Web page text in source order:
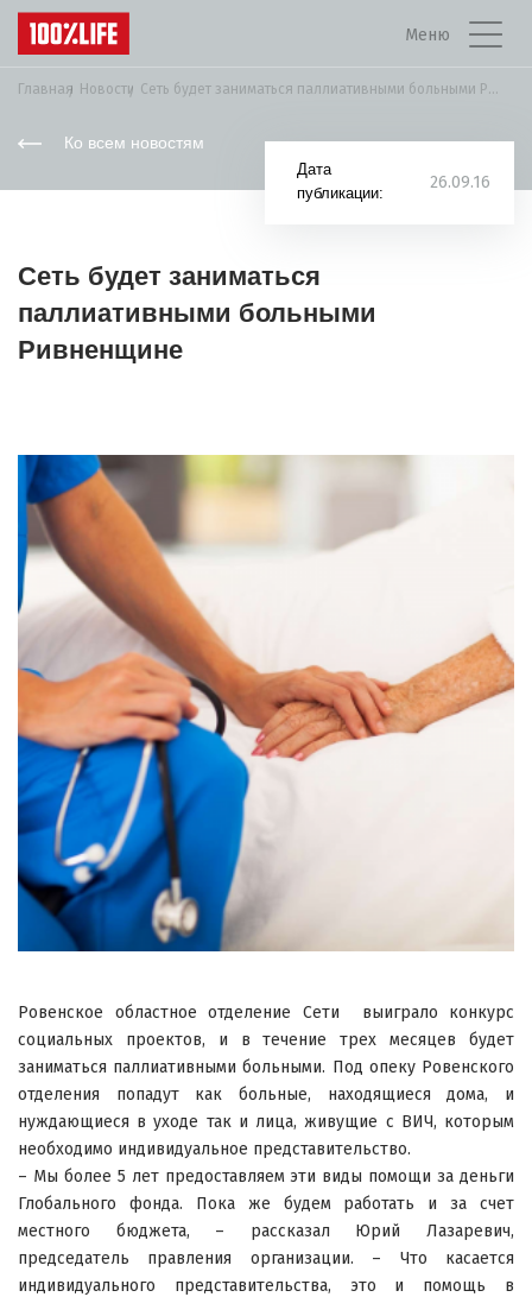
Меню
Главная Новости Сеть будет заниматься паллиативными больными Ривненщине
Ко всем новостям
Дата
публикации:
26.09.16
Сеть будет заниматься
паллиативными больными
Ривненщине
Ровенское областное отделение Сети выиграло конкурс
социальных проектов, и в течение трех месяцев будет
заниматься паллиативными больными. Под опеку Ровенского
отделения попадут как больные, находящиеся дома, и
нуждающиеся в уходе так и лица, живущие с ВИЧ, которым
необходимо индивидуальное представительство.
– Мы более 5 лет предоставляем эти виды помощи за деньги
Глобального фонда. Пока же будем работать и за счет
местного бюджета, – рассказал Юрий Лазаревич,
председатель правления организации. – Что касается
индивидуального представительства, это и помощь в